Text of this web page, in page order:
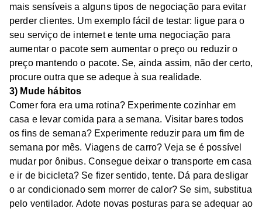
mais sensíveis a alguns tipos de negociação para evitar
perder clientes. Um exemplo fácil de testar: ligue para o
seu serviço de internet e tente uma negociação para
aumentar o pacote sem aumentar o preço ou reduzir o
preço mantendo o pacote. Se, ainda assim, não der certo,
procure outra que se adeque à sua realidade.
3) Mude hábitos
Comer fora era uma rotina? Experimente cozinhar em
casa e levar comida para a semana. Visitar bares todos
os fins de semana? Experimente reduzir para um fim de
semana por mês. Viagens de carro? Veja se é possível
mudar por ônibus. Consegue deixar o transporte em casa
e ir de bicicleta? Se fizer sentido, tente. Dá para desligar
o ar condicionado sem morrer de calor? Se sim, substitua
pelo ventilador. Adote novas posturas para se adequar ao